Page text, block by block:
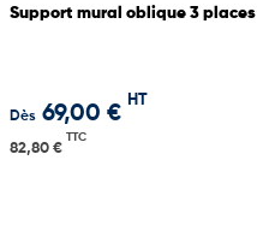
Support mural oblique 3 places
Dès 69,00 €
HT
82,80 €
TTC